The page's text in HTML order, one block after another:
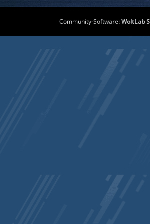
Community-Software:WoltLab